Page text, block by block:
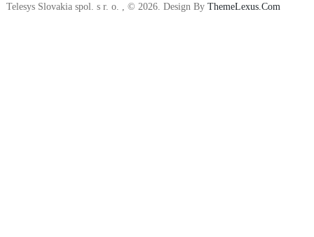
Telesys Slovakia spol. s r. o. , © 2026. Design By ThemeLexus.Com